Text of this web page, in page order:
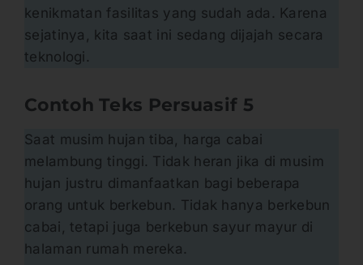
kenikmatan fasilitas yang sudah ada. Karena
sejatinya, kita saat ini sedang dijajah secara
teknologi.
Contoh Teks Persuasif 5
Saat musim hujan tiba, harga cabai
melambung tinggi. Tidak heran jika di musim
hujan justru dimanfaatkan bagi beberapa
orang untuk berkebun. Tidak hanya berkebun
cabai, tetapi juga berkebun sayur mayur di
halaman rumah mereka.